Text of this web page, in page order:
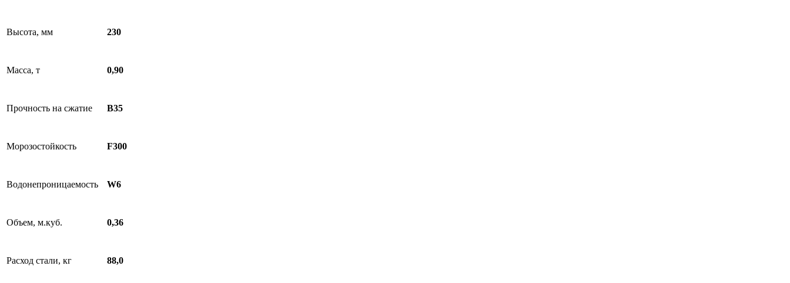
Высота, мм 230
Масса, т 0,90
Прочность на сжатие B35
Морозостойкость F300
Водонепроницаемость W6
Объем, м.куб. 0,36
Расход стали, кг 88,0